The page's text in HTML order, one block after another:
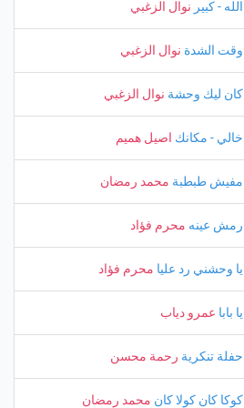
الله - كبير نوال الزغبي
وقت الشدة نوال الزغبي
كان ليك وحشة نوال الزغبي
خالي - مكانك اصيل هميم
مفيش طبطبة محمد رمضان
رمش عينه محرم فؤاد
يا وحشني رد عليا محرم فؤاد
يا بابا عمرو دياب
حفلة تنكرية رحمة محسن
كوكا كان كولا كان محمد رمضان